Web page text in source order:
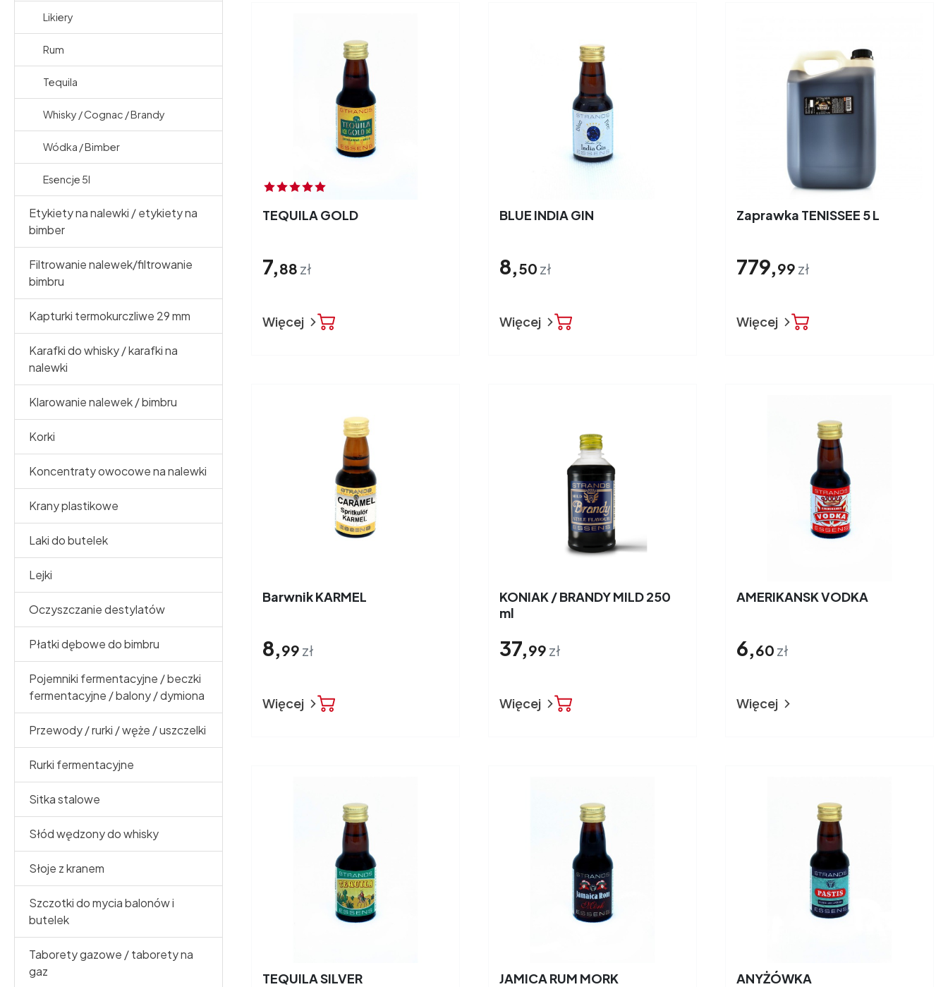
Likiery
Rum
Tequila
Whisky / Cognac / Brandy
Wódka / Bimber
Esencje 5l
Etykiety na nalewki / etykiety na
bimber
Filtrowanie nalewek/filtrowanie
bimbru
Kapturki termokurczliwe 29 mm
Karafki do whisky / karafki na
nalewki
Klarowanie nalewek / bimbru
Korki
Koncentraty owocowe na nalewki
Krany plastikowe
Laki do butelek
Lejki
Oczyszczanie destylatów
Płatki dębowe do bimbru
Pojemniki fermentacyjne / beczki
fermentacyjne / balony / dymiona
Przewody / rurki / węże / uszczelki
Rurki fermentacyjne
Sitka stalowe
Słód wędzony do whisky
Słoje z kranem
Szczotki do mycia balonów i
butelek
Taborety gazowe / taborety na
gaz
TEQUILA GOLD
7,88 zł
Więcej
BLUE INDIA GIN
8,50 zł
Więcej
Zaprawka TENISSEE 5 L
779,99 zł
Więcej
Barwnik KARMEL
8,99 zł
Więcej
KONIAK / BRANDY MILD 250
ml
37,99 zł
Więcej
AMERIKANSK VODKA
6,60 zł
Więcej
TEQUILA SILVER JAMICA RUM MORK ANYŻÓWKA